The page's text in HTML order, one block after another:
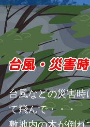
台風などの災害時
て飛んで・・・
敷地内の木が倒れ